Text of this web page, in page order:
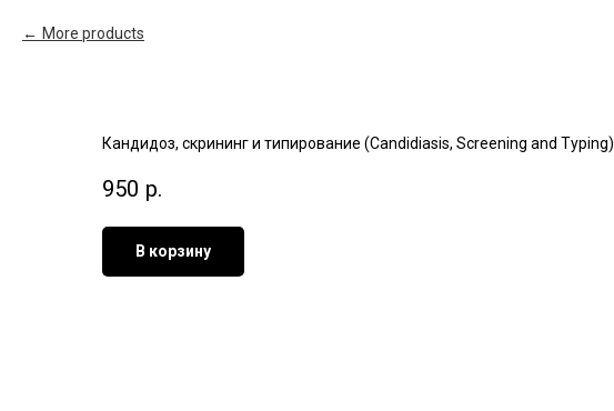
More products
Кандидоз, скрининг и типирование (Candidiasis, Screening and Typing)
950 р.
В корзину